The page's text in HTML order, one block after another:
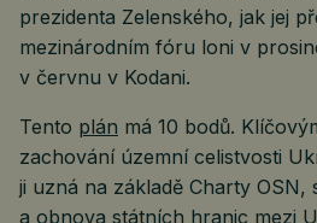
prezidenta Zelenského, jak jej
mezinárodním fóru loni v
v červnu v Kodani.
Tento plán má 10 bodů.
zachování územní celistvosti
ji uzná na základě Charty
a obnova státních hranic mezi